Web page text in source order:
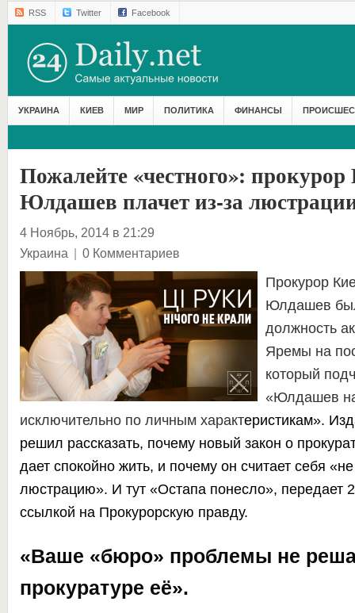
RSS Twitter Facebook
УКРАИНА КИЕВ МИР ПОЛИТИКА ФИНАНСЫ
Пожалейте «честного»:
Юлдашев плачет из-за
4 Ноябрь, 2014 в 21:29
Украина | 0 Комментариев
Прокурор
Юлдашев
должность
Яремы на
который
«Юлдашев
исключительно по личным характеристикам».
решил рассказать, почему новый закон о
дает спокойно жить, и почему он считает себя
люстрацию». И тут «Остапа понесло», передает
ссылкой на Прокурорскую правду.
«Ваше «бюро» проблемы не
прокуратуре её».